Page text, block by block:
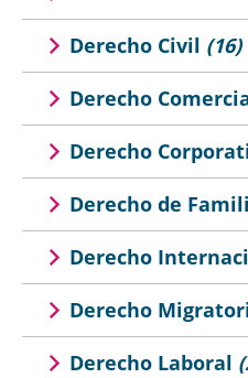
Derecho Civil (16)
Derecho
Derecho
Derecho de
Derecho
Derecho
Derecho Laboral